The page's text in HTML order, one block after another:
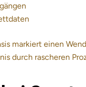
markiert einen
durch rascheren